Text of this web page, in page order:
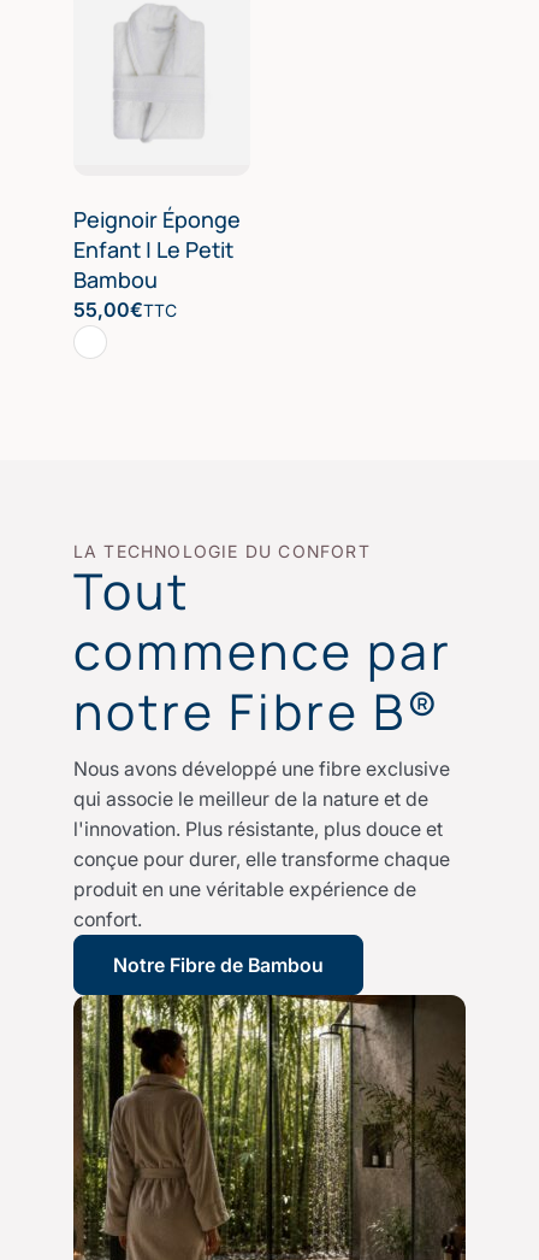
Peignoir Éponge
Enfant | Le Petit
Bambou
55,00€TTC
LA TECHNOLOGIE DU CONFORT
Tout
commence par
notre Fibre B®
Nous avons développé une fibre exclusive
qui associe le meilleur de la nature et de
l'innovation. Plus résistante, plus douce et
conçue pour durer, elle transforme chaque
produit en une véritable expérience de
confort.
Notre Fibre de Bambou